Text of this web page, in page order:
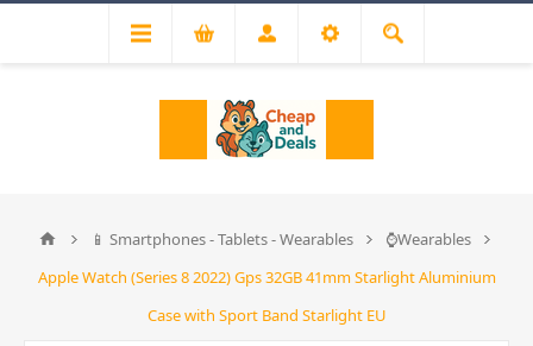
📱 Smartphones - Tablets - Wearables
⌚Wearables
Apple Watch (Series 8 2022) Gps 32GB 41mm Starlight Aluminium
Case with Sport Band Starlight EU